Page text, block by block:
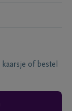
of bestel